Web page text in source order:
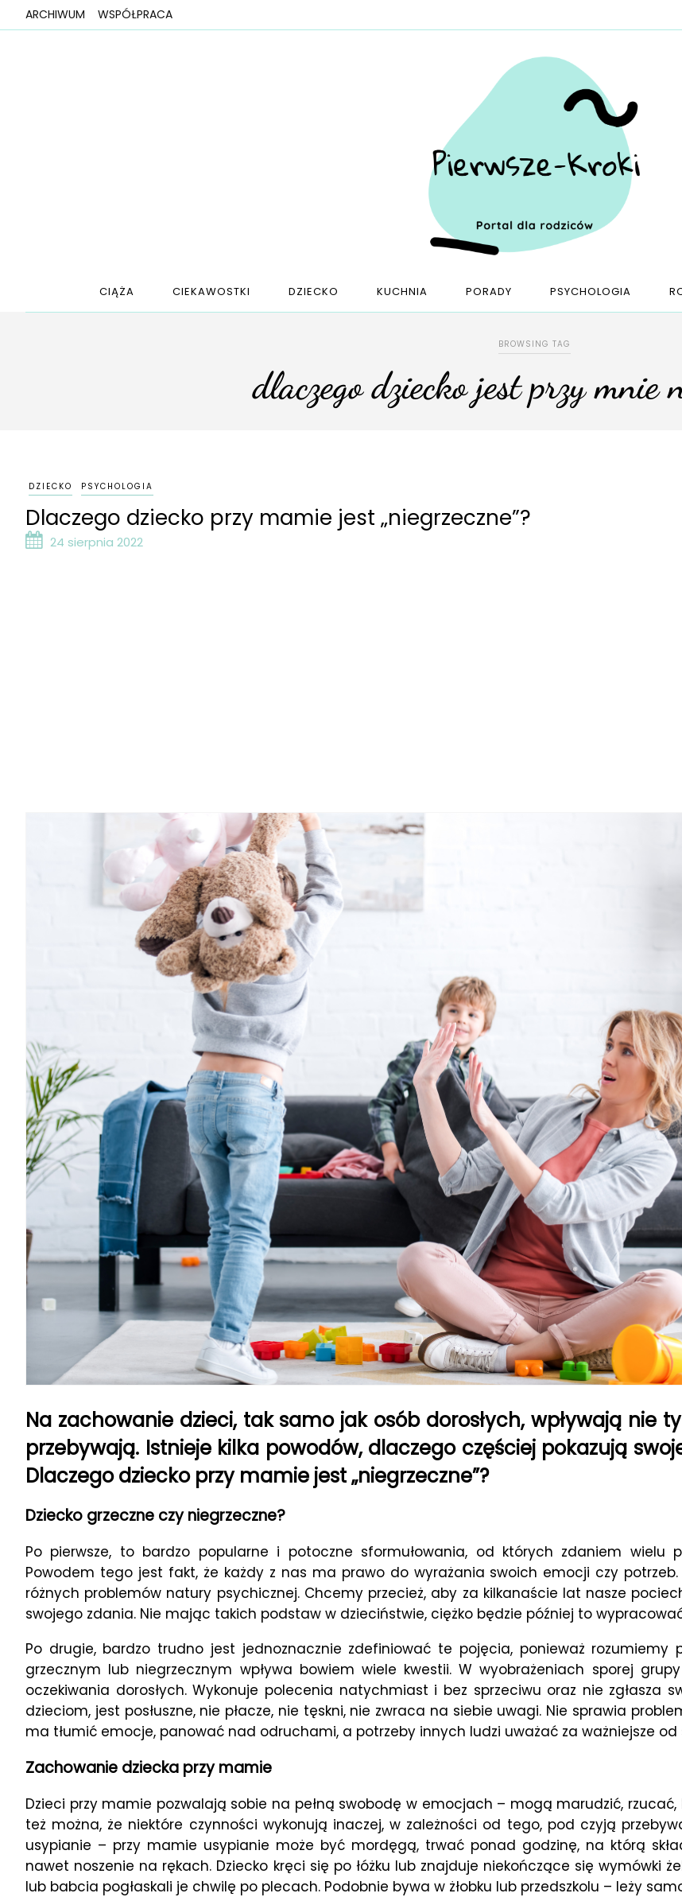
ARCHIWUM WSPÓŁPRACA
CIĄŻA CIEKAWOSTKI DZIECKO KUCHNIA PORADY PSYCHOLOGIA
BROWSING TAG
dlaczego dziecko jest przy mnie
DZIECKO PSYCHOLOGIA
Dlaczego dziecko przy mamie jest „niegrzeczne”?
24 sierpnia 2022
Na zachowanie dzieci, tak samo jak osób dorosłych, wpływają nie
przebywają. Istnieje kilka powodów, dlaczego częściej pokazują
Dlaczego dziecko przy mamie jest „niegrzeczne”?
Dziecko grzeczne czy niegrzeczne?
Po pierwsze, to bardzo popularne i potoczne sformułowania, od których zdaniem wielu
Powodem tego jest fakt, że każdy z nas ma prawo do wyrażania swoich emocji czy
różnych problemów natury psychicznej. Chcemy przecież, aby za kilkanaście lat nasze
swojego zdania. Nie mając takich podstaw w dzieciństwie, ciężko będzie później to
Po drugie, bardzo trudno jest jednoznacznie zdefiniować te pojęcia, ponieważ
grzecznym lub niegrzecznym wpływa bowiem wiele kwestii. W wyobrażeniach sporej
oczekiwania dorosłych. Wykonuje polecenia natychmiast i bez sprzeciwu oraz nie zgłasza
dzieciom, jest posłuszne, nie płacze, nie tęskni, nie zwraca na siebie uwagi. Nie sprawia
ma tłumić emocje, panować nad odruchami, a potrzeby innych ludzi uważać za ważniejsze
Zachowanie dziecka przy mamie
Dzieci przy mamie pozwalają sobie na pełną swobodę w emocjach – mogą marudzić, rzucać,
też można, że niektóre czynności wykonują inaczej, w zależności od tego, pod czyją
usypianie – przy mamie usypianie może być mordęgą, trwać ponad godzinę, na którą
nawet noszenie na rękach. Dziecko kręci się po łóżku lub znajduje niekończące się wymówki
lub babcia pogłaskali je chwilę po plecach. Podobnie bywa w żłobku lub przedszkolu – leży